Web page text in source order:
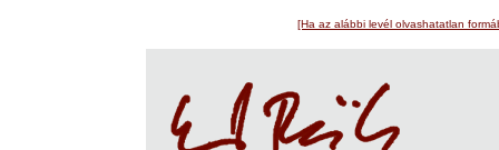
[Ha az alábbi levél olvashatatlan